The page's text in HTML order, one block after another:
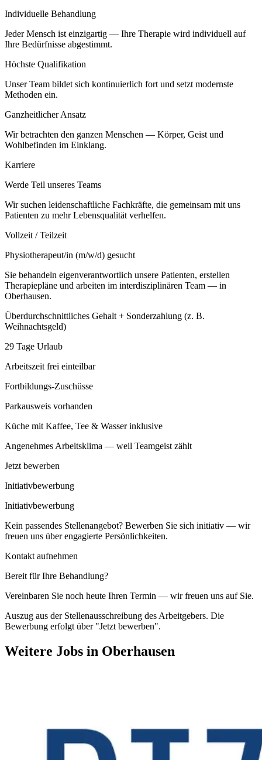
Individuelle Behandlung
Jeder Mensch ist einzigartig — Ihre Therapie wird individuell auf
Ihre Bedürfnisse abgestimmt.
Höchste Qualifikation
Unser Team bildet sich kontinuierlich fort und setzt modernste
Methoden ein.
Ganzheitlicher Ansatz
Wir betrachten den ganzen Menschen — Körper, Geist und
Wohlbefinden im Einklang.
Karriere
Werde Teil unseres Teams
Wir suchen leidenschaftliche Fachkräfte, die gemeinsam mit uns
Patienten zu mehr Lebensqualität verhelfen.
Vollzeit / Teilzeit
Physiotherapeut/in (m/w/d) gesucht
Sie behandeln eigenverantwortlich unsere Patienten, erstellen
Therapiepläne und arbeiten im interdisziplinären Team — in
Oberhausen.
Überdurchschnittliches Gehalt + Sonderzahlung (z. B.
Weihnachtsgeld)
29 Tage Urlaub
Arbeitszeit frei einteilbar
Fortbildungs-Zuschüsse
Parkausweis vorhanden
Küche mit Kaffee, Tee & Wasser inklusive
Angenehmes Arbeitsklima — weil Teamgeist zählt
Jetzt bewerben
Initiativbewerbung
Initiativbewerbung
Kein passendes Stellenangebot? Bewerben Sie sich initiativ — wir
freuen uns über engagierte Persönlichkeiten.
Kontakt aufnehmen
Bereit für Ihre Behandlung?
Vereinbaren Sie noch heute Ihren Termin — wir freuen uns auf Sie.
Auszug aus der Stellenausschreibung des Arbeitgebers. Die
Bewerbung erfolgt über "Jetzt bewerben".
Weitere Jobs in Oberhausen